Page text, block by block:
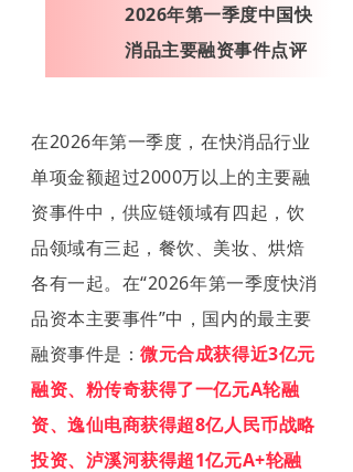
2026年第一季度中国快
消品主要融资事件点评
在2026年第一季度，在快消品行业
单项金额超过2000万以上的主要融
资事件中，供应链领域有四起，饮
品领域有三起，餐饮、美妆、烘焙
各有一起。在“2026年第一季度快消
品资本主要事件”中，国内的最主要
融资事件是：微元合成获得近3亿元
融资、粉传奇获得了一亿元A轮融
资、逸仙电商获得超8亿人民币战略
投资、泸溪河获得超1亿元A+轮融